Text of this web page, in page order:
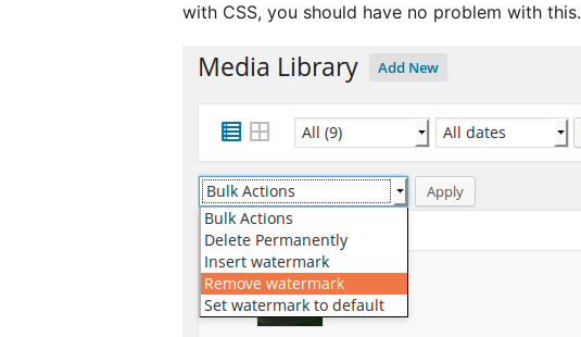
with CSS, you should have no problem with this.